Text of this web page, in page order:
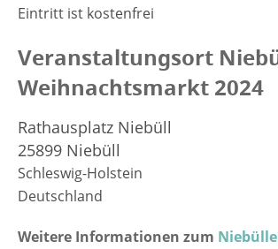
Eintritt ist kostenfrei
Veranstaltungsort
Weihnachtsmarkt 2024
Rathausplatz Niebüll
25899 Niebüll
Schleswig-Holstein
Deutschland
Weitere Informationen zum